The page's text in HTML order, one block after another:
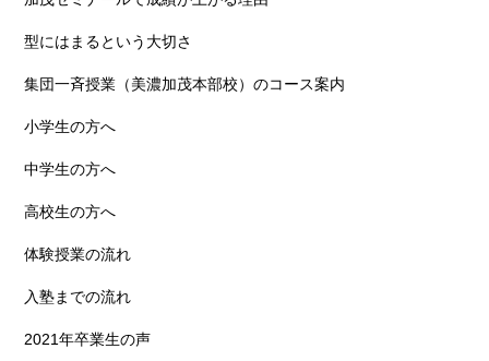
型にはまるという大切さ
集団一斉授業（美濃加茂本部校）のコース案内
小学生の方へ
中学生の方へ
高校生の方へ
体験授業の流れ
入塾までの流れ
2021年卒業生の声